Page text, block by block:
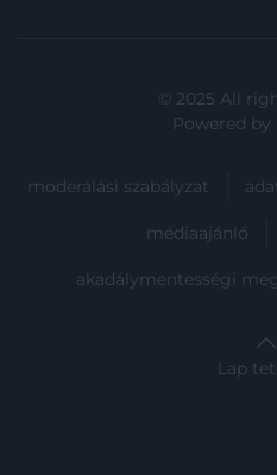
© 2025 All
Powered by
moderálási szabályzat
médiaajánló
akadálymentességi
Lap